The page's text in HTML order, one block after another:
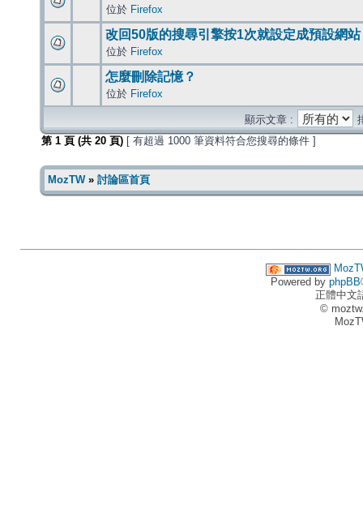
位於 Firefox
改回50版的搜尋引擎按1次就設定成預設網站
位於 Firefox
怎麼刪除記憶？
位於 Firefox
顯示文章 :
第 1 頁 (共 20 頁) [ 有超過 1000 筆資料符合您搜尋的條件 ]
MozTW» 討論區首頁
Powered by phpBB
正體中文
©